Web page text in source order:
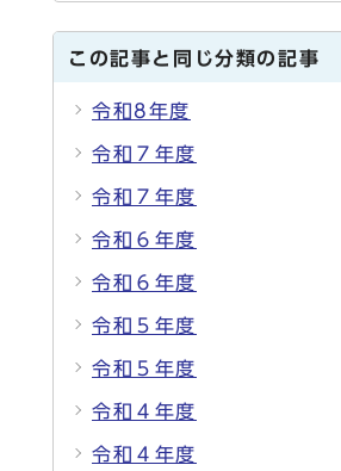
この記事と同じ分類の記事
令和8年度
令和７年度
令和７年度
令和６年度
令和６年度
令和５年度
令和５年度
令和４年度
令和４年度